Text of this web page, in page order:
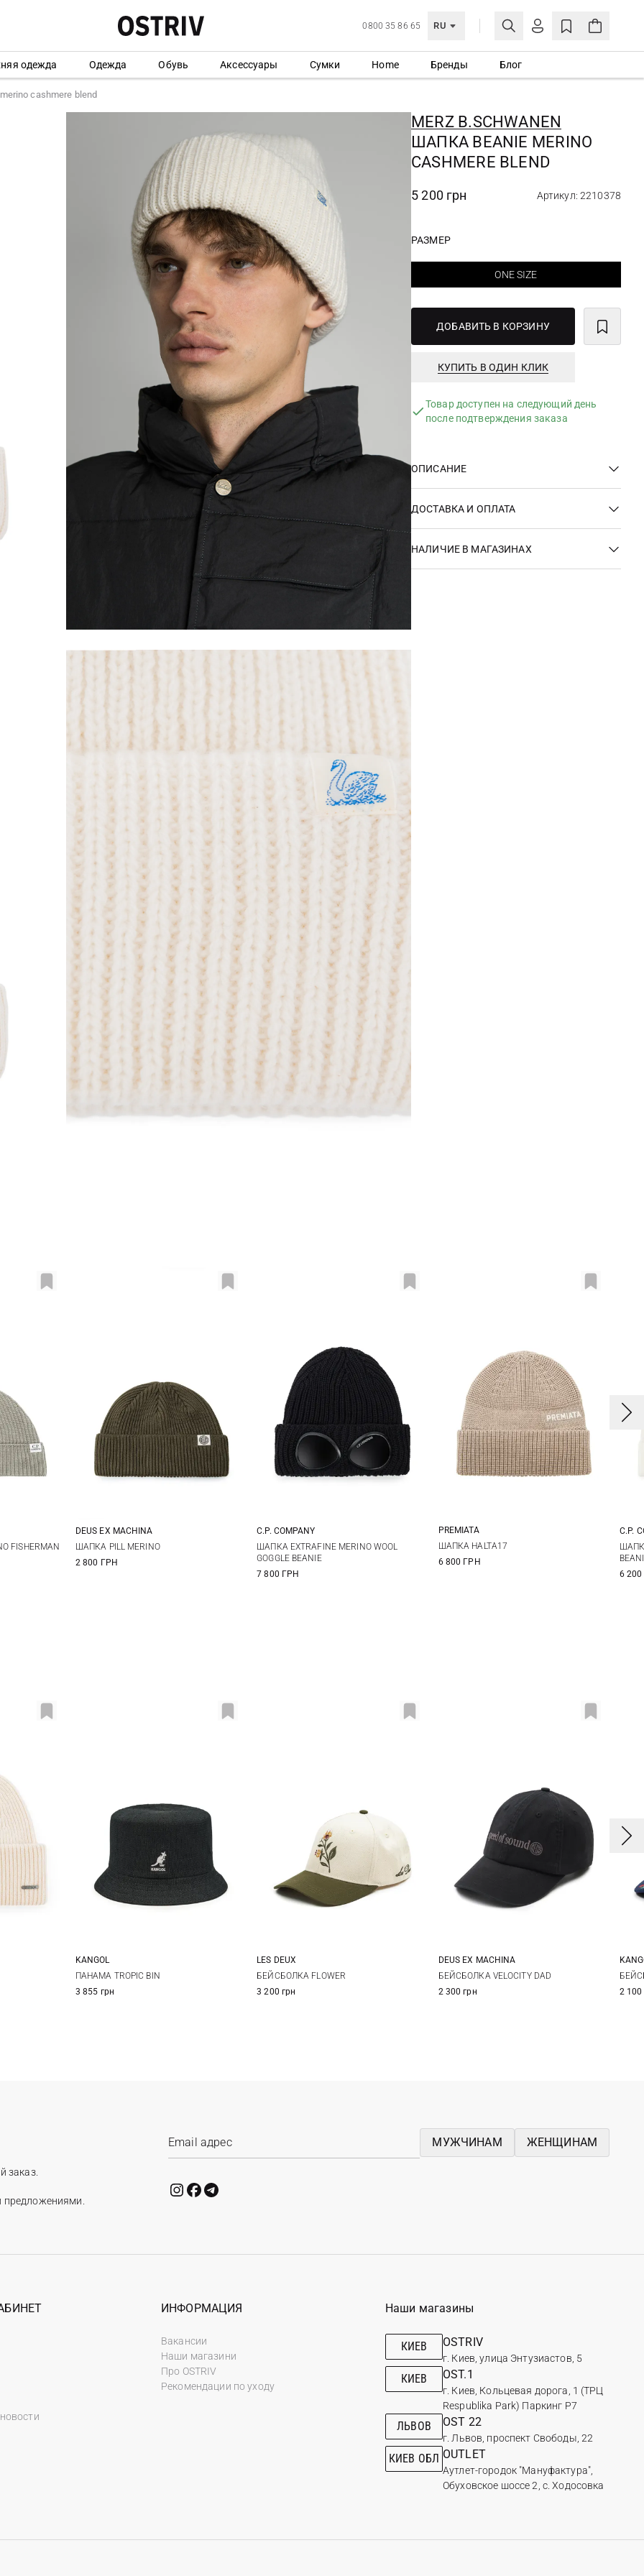
0800 35 86 65 RU
ЛИЧНЫЙ КАБИНЕТ
Еще не зарегистрированы?
СОЗДАТЬ УЧЕТНУЮ ЗАПИСЬ
одежда Одежда Обувь Аксессуары Сумки Home Бренды Блог
cashmere blend
MERZ B.SCHWANEN
ШАПКА BEANIE MERINO
CASHMERE BLEND
5 200 грн Артикул: 2210378
РАЗМЕР
ONE SIZE
ДОБАВИТЬ В КОРЗИНУ
КУПИТЬ В ОДИН КЛИК
Товар доступен на следующий день
после подтверждения заказа
ОПИСАНИЕ
ДОСТАВКА И ОПЛАТА
НАЛИЧИЕ В МАГАЗИНАХ
FISHERMAN
One size
DEUS EX MACHINА
ШАПКА PILL MERINO
2 800 ГРН
One size
C.P. COMPANY
ШАПКА EXTRAFINE MERINO WOOL
GOGGLE BEANIE
7 800 ГРН
One size
PREMIATA
ШАПКА HALTA17
6 800 ГРН
C.P.
6
S M
KANGOL
ПАНАМА TROPIC BIN
3 855 грн
One size
LES DEUX
БЕЙСБОЛКА FLOWER
3 200 грн
One size
DEUS EX MACHINА
БЕЙСБОЛКА VELOCITY DAD
2 300 грн
L
2 100
заказ.
предложениями.
МУЖЧИНАМ ЖЕНЩИНАМ
ИНФОРМАЦИЯ
Вакансии
Наши магазини
Про OSTRIV
Рекомендации по уходу
Наши магазины
КИЕВ OSTRIV
г. Киев, улица Энтузиастов, 5
КИЕВ OST.1
г. Киев, Кольцевая дорога, 1 (ТРЦ
Respublika Park) Паркинг Р7
ЛЬВОВ OST 22
г. Львов, проспект Свободы, 22
КИЕВ ОБЛ OUTLET
Аутлет-городок "Мануфактура",
Обуховское шоссе 2, с. Ходосовка